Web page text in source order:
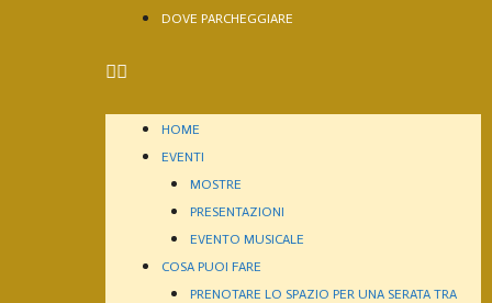
DOVE PARCHEGGIARE
HOME
EVENTI
MOSTRE
PRESENTAZIONI
EVENTO MUSICALE
COSA PUOI FARE
PRENOTARE LO SPAZIO PER UNA SERATA TRA